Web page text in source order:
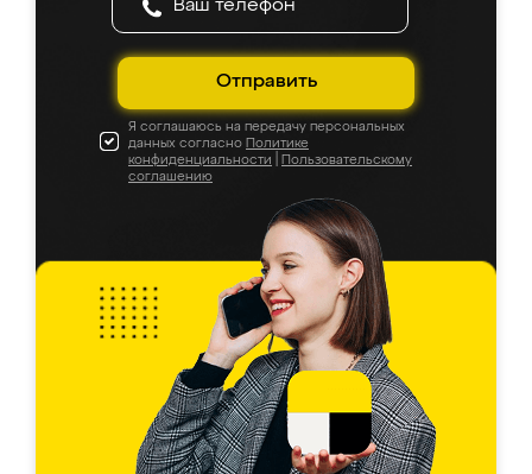
Отправить
Я соглашаюсь на передачу персональных
данных согласно Политике
конфиденциальности
Пользовательскому
соглашению